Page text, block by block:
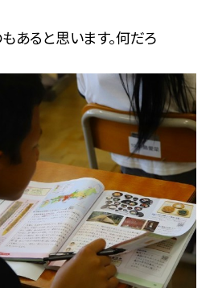
あると思います。何だろ